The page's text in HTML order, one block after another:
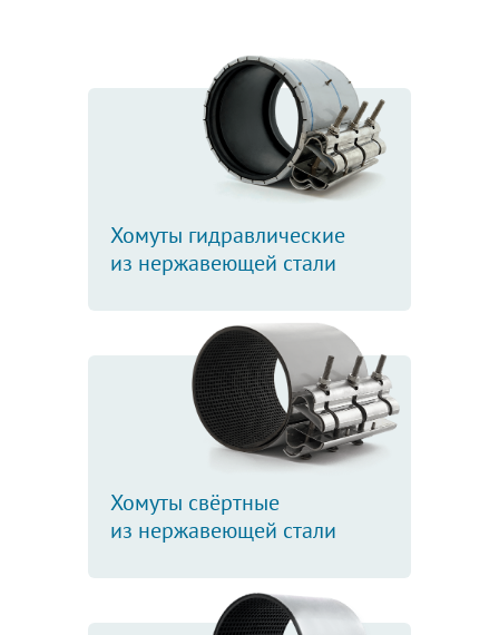
Хомуты гидравлические
из нержавеющей стали
Хомуты свёртные
из нержавеющей стали